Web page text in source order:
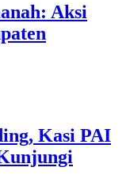
Aksi
Kasi PAI